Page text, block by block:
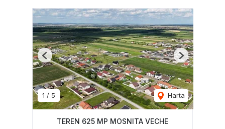
1 / 5 Harta
Previous Next
TEREN 625 MP MOSNITA VECHE